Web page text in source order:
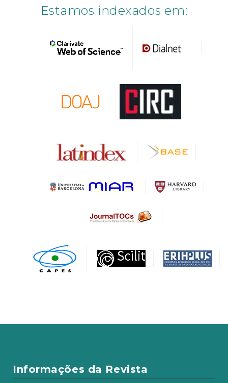
Estamos indexados em:
Informações da Revista